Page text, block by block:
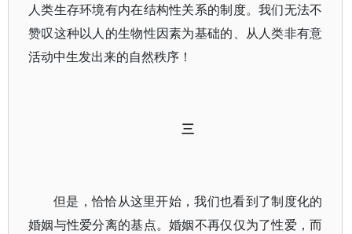
人类生存环境有内在结构性关系的制度。我们无法不
赞叹这种以人的生物性因素为基础的、从人类非有意
活动中生发出来的自然秩序！
三
但是，恰恰从这里开始，我们也看到了制度化的
婚姻与性爱分离的基点。婚姻不再仅仅为了性爱，而